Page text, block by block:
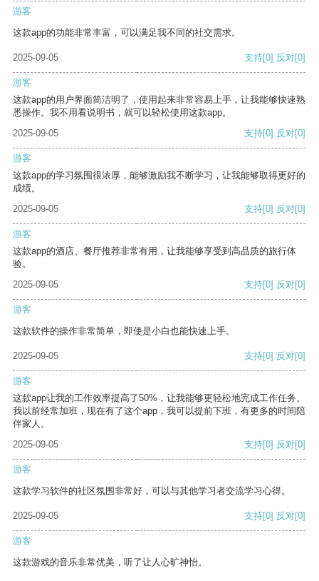
游客
这款app的功能非常丰富，可以满足我不同的社交需求。
2025-09-05 支持[0] 反对[0]
游客
这款app的用户界面简洁明了，使用起来非常容易上手，让我能够快速熟
悉操作。我不用看说明书，就可以轻松使用这款app。
2025-09-05
支持[0] 反对[0]
游客
这款app的学习氛围很浓厚，能够激励我不断学习，让我能够取得更好的
成绩。
2025-09-05
支持[0] 反对[0]
游客
这款app的酒店、餐厅推荐非常有用，让我能够享受到高品质的旅行体
验。
2025-09-05
支持[0] 反对[0]
游客
这款软件的操作非常简单，即使是小白也能快速上手。
2025-09-05 支持[0] 反对[0]
游客
这款app让我的工作效率提高了50%，让我能够更轻松地完成工作任务。
我以前经常加班，现在有了这个app，我可以提前下班，有更多的时间陪
伴家人。
2025-09-05
支持[0] 反对[0]
游客
这款学习软件的社区氛围非常好，可以与其他学习者交流学习心得。
2025-09-05 支持[0] 反对[0]
游客
这款游戏的音乐非常优美，听了让人心旷神怡。